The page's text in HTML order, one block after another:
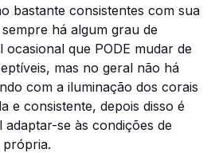
bastante consistentes com sua
há algum grau de
que PODE mudar de
mas no geral não há
com a iluminação dos corais
e consistente, depois disso é
se às condições de